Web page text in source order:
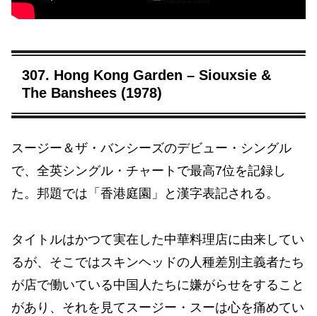
307. Hong Kong Garden – Siouxsie &
The Banshees (1978)
スージー＆ザ・バンシーズのデビュー・シングル
で、全英シングル・チャートで最高7位を記録し
た。邦題では「香港庭園」と漢字表記される。
タイトルはかつて実在した中華料理店に由来してい
るが、そこではスキンヘッドの人種差別主義者たち
が店で働いている中国人たちに嫌がらせをすること
があり、それを見てスージー・スーは心を痛めてい